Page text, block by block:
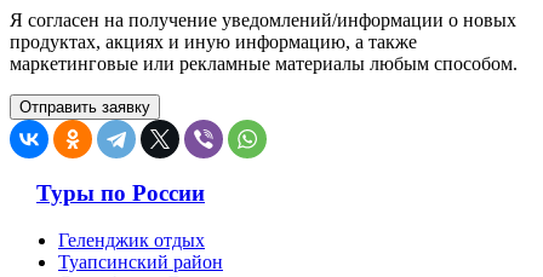
Я согласен на получение уведомлений/информации о новых
продуктах, акциях и иную информацию, а также
маркетинговые или рекламные материалы любым способом.
Туры по России
Геленджик отдых
Туапсинский район